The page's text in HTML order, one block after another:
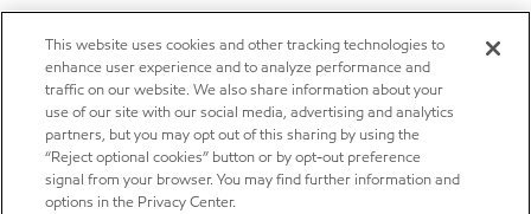
This website uses cookies and other tracking technologies to
enhance user experience and to analyze performance and
traffic on our website. We also share information about your
use of our site with our social media, advertising and analytics
partners, but you may opt out of this sharing by using the
“Reject optional cookies” button or by opt-out preference
signal from your browser. You may find further information and
options in the Privacy Center.